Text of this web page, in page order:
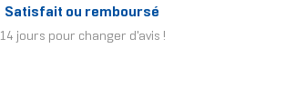
Satisfait ou remboursé
14 jours pour changer d'avis !